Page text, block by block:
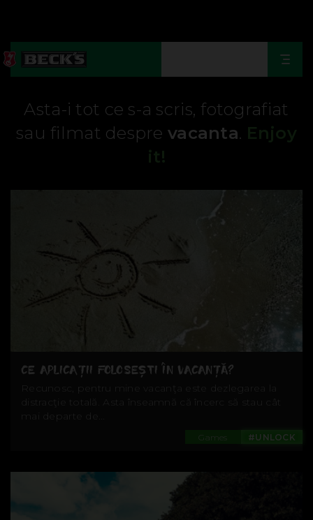
Asta-i tot ce s-a scris, fotografiat
sau filmat desprevacanta. Enjoy
it!
CE APLICAŢII FOLOSEŞTI ÎN VACANŢĂ?
Recunosc, pentru mine vacanţa este dezlegarea la
distracţie totală. Asta înseamnă că încerc să stau cât
mai departe de...
#UNLOCK
Games